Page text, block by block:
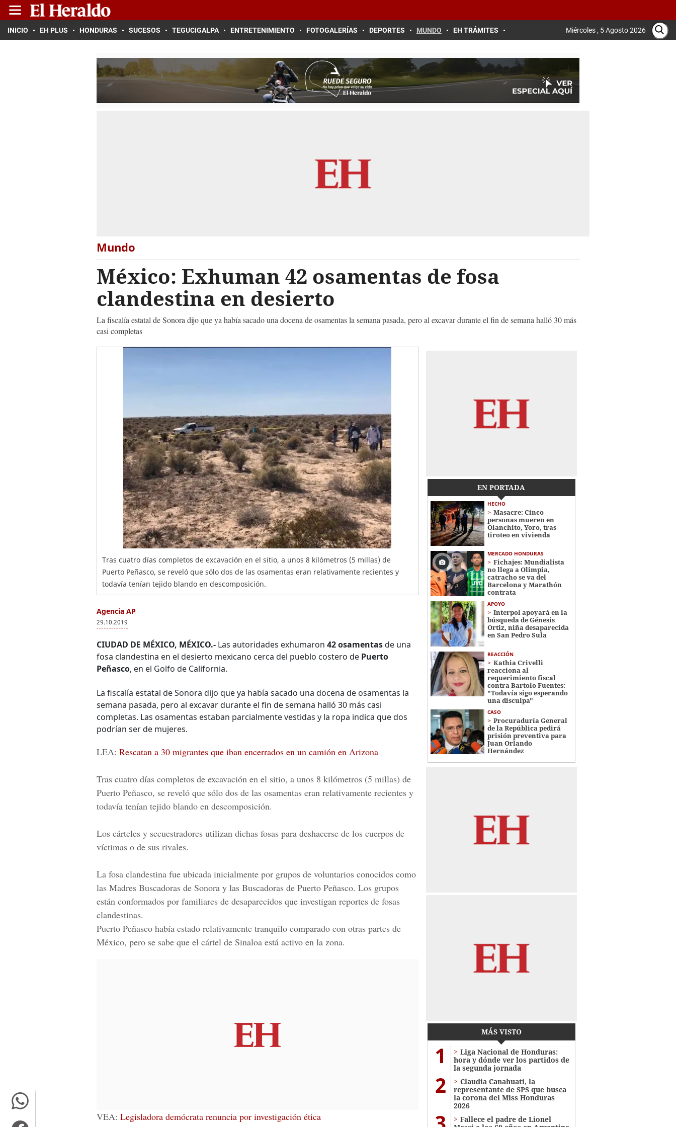
INICIO EH PLUS HONDURAS SUCESOS TEGUCIGALPA ENTRETENIMIENTO FOTOGALERÍAS DEPORTES MUNDO EH TRÁMITES Miércoles , 5 Agosto 2026
Mundo
México: Exhuman 42 osamentas de fosa
clandestina en desierto
La fiscalía estatal de Sonora dijo que ya había sacado una docena de osamentas la semana pasada, pero al excavar durante el fin de semana halló 30 más
casi completas
Tras cuatro días completos de excavación en el sitio, a unos 8 kilómetros (5 millas) de
Puerto Peñasco, se reveló que sólo dos de las osamentas eran relativamente recientes y
todavía tenían tejido blando en descomposición.
Agencia AP
29.10.2019
CIUDAD DE MÉXICO, MÉXICO.- Las autoridades exhumaron 42 osamentasde una
fosa clandestina en el desierto mexicano cerca del pueblo costero de Puerto
Peñasco, en el Golfo de California.
La fiscalía estatal de Sonora dijo que ya había sacado una docena de osamentas la
semana pasada, pero al excavar durante el fin de semana halló 30 más casi
completas. Las osamentas estaban parcialmente vestidas y la ropa indica que dos
podrían ser de mujeres.
LEA: Rescatan a 30 migrantes que iban encerrados en un camión en Arizona
Tras cuatro días completos de excavación en el sitio, a unos 8 kilómetros (5 millas) de
Puerto Peñasco, se reveló que sólo dos de las osamentas eran relativamente recientes y
todavía tenían tejido blando en descomposición.
Los cárteles y secuestradores utilizan dichas fosas para deshacerse de los cuerpos de
víctimas o de sus rivales.
La fosa clandestina fue ubicada inicialmente por grupos de voluntarios conocidos como
las Madres Buscadoras de Sonora y las Buscadoras de Puerto Peñasco. Los grupos
están conformados por familiares de desaparecidos que investigan reportes de fosas
clandestinas.
Puerto Peñasco había estado relativamente tranquilo comparado con otras partes de
México, pero se sabe que el cártel de Sinaloa está activo en la zona.
VEA: Legisladora demócrata renuncia por investigación ética
EN PORTADA
HECHO
Masacre: Cinco
personas mueren en
Olanchito, Yoro, tras
tiroteo en vivienda
MERCADO HONDURAS
Fichajes: Mundialista
no llega a Olimpia,
catracho se va del
Barcelona y Marathón
contrata
APOYO
Interpol apoyará en la
búsqueda de Génesis
Ortiz, niña desaparecida
en San Pedro Sula
REACCIÓN
Kathia Crivelli
reacciona al
requerimiento fiscal
contra Bartolo Fuentes:
"Todavía sigo esperando
una disculpa"
CASO
Procuraduría General
de la República pedirá
prisión preventiva para
Juan Orlando
Hernández
MÁS VISTO
1
Liga Nacional de Honduras:
hora y dónde ver los partidos de
la segunda jornada
2
Claudia Canahuati, la
representante de SPS que busca
la corona del Miss Honduras
2026
Fallece el padre de Lionel